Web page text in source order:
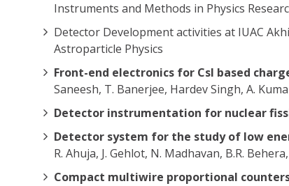
Instruments and Methods in Physics
Detector Development activities at IUAC
Astroparticle Physics
Front-end electronics for CsI based
Saneesh, T. Banerjee, Hardev Singh, A.
Detector instrumentation for nuclear
Detector system for the study of low
R. Ahuja, J. Gehlot, N. Madhavan, B.R.
Compact multiwire proportional